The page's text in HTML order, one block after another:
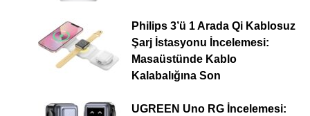
Philips 3’ü 1 Arada Qi Kablosuz
Şarj İstasyonu İncelemesi:
Masaüstünde Kablo
Kalabalığına Son
UGREEN Uno RG İncelemesi: